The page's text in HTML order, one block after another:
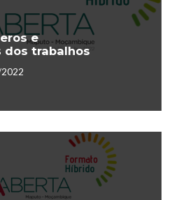
e
dos trabalhos